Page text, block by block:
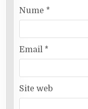
Nume *
Email *
Site web